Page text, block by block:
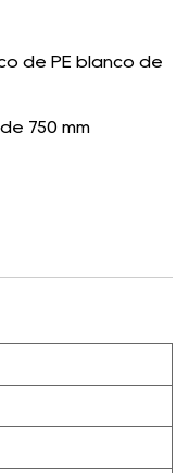
de PE blanco de
750 mm